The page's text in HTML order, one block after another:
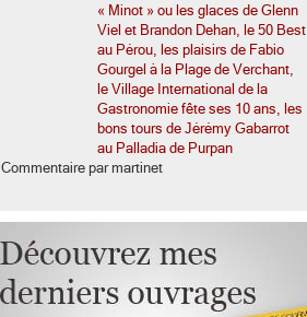
« Minot » ou les glaces de Glenn
Viel et Brandon Dehan, le 50 Best
au Pérou, les plaisirs de Fabio
Gourgel à la Plage de Verchant,
le Village International de la
Gastronomie fête ses 10 ans, les
bons tours de Jérémy Gabarrot
au Palladia de Purpan
Commentaire par martinet